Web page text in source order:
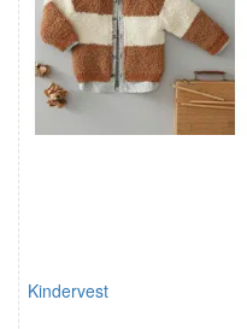
Kindervest